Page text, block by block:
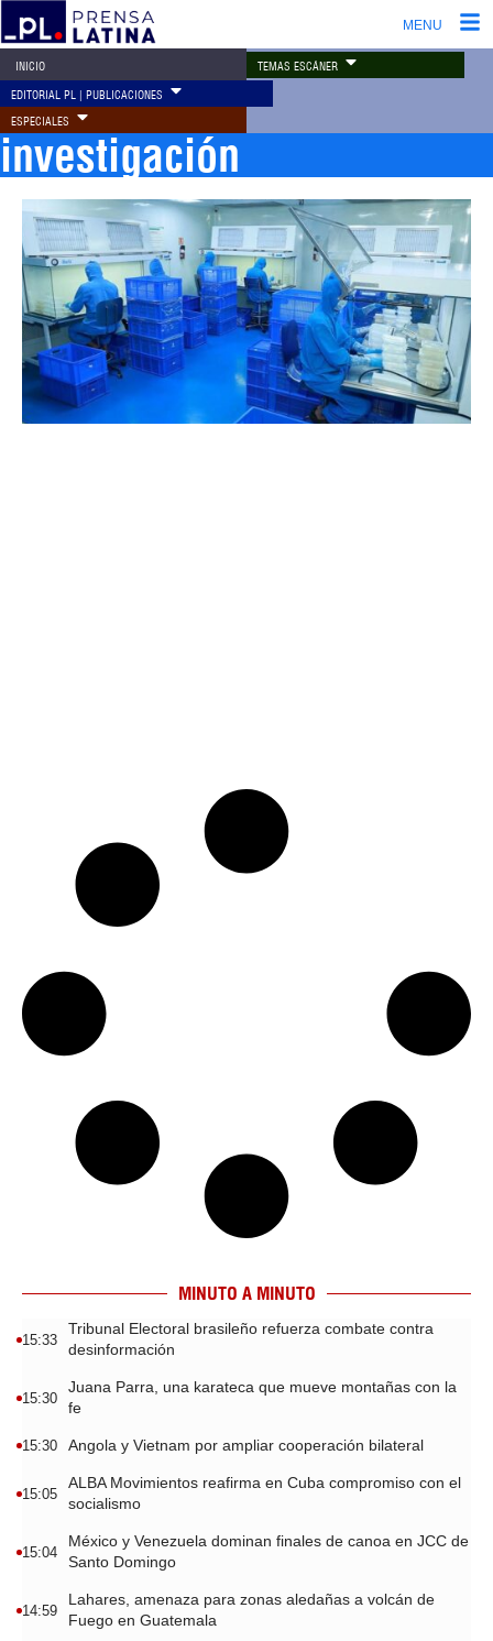
MENU
INICIO TEMAS ESCÁNER
EDITORIAL PL | PUBLICACIONES
ESPECIALES
investigación
MINUTO A MINUTO
15:33
Tribunal Electoral brasileño refuerza combate contra
desinformación
15:30
Juana Parra, una karateca que mueve montañas con la
fe
15:30 Angola y Vietnam por ampliar cooperación bilateral
15:05
ALBA Movimientos reafirma en Cuba compromiso con el
socialismo
15:04
México y Venezuela dominan finales de canoa en JCC de
Santo Domingo
14:59
Lahares, amenaza para zonas aledañas a volcán de
Fuego en Guatemala